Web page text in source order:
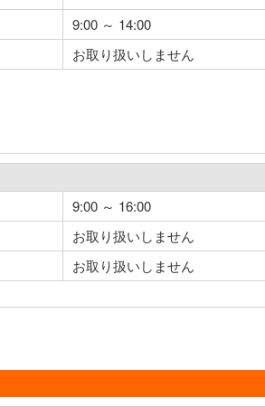
9:00 ～ 14:00
お取り扱いしません
9:00 ～ 16:00
お取り扱いしません
お取り扱いしません